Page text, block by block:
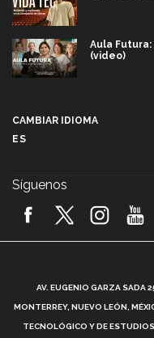
Aula
(video)
2026! (video)
¿Cómo es
CAMBIAR IDIOMA
ES
Síguenos
AV. EUGENIO GARZA SADA
MONTERREY, NUEVO LEÓN,
TECNOLÓGICO Y DE